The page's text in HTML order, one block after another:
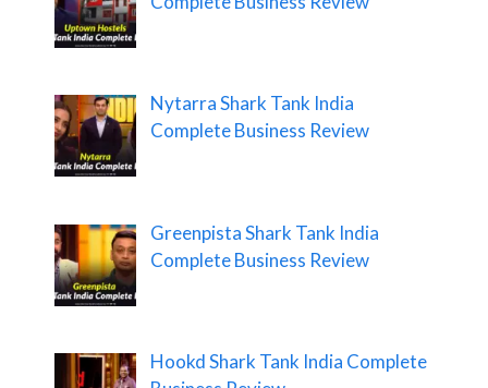
Nytarra Shark Tank India
Complete Business Review
Greenpista Shark Tank India
Complete Business Review
Hookd Shark Tank India Complete